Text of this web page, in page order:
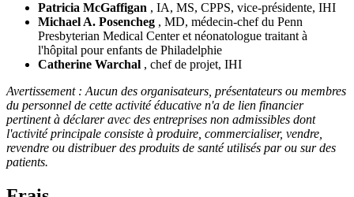
Patricia McGaffigan , IA, MS, CPPS, vice-présidente, IHI
Michael A. Posencheg , MD, médecin-chef du Penn
Presbyterian Medical Center et néonatologue traitant à
l'hôpital pour enfants de Philadelphie
Catherine Warchal , chef de projet, IHI
Avertissement : Aucun des organisateurs, présentateurs ou membres
du personnel de cette activité éducative n'a de lien financier
pertinent à déclarer avec des entreprises non admissibles dont
l'activité principale consiste à produire, commercialiser, vendre,
revendre ou distribuer des produits de santé utilisés par ou sur des
patients.